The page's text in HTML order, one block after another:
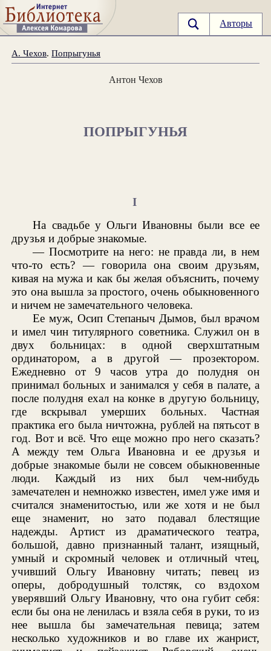
Авторы
А. Чехов.Попрыгунья
Антон Чехов
ПОПРЫГУНЬЯ
I
На свадьбе у Ольги Ивановны были все ее
друзья и добрые знакомые.
— Посмотрите на него: не правда ли, в нем
что-то есть? — говорила она своим друзьям,
кивая на мужа и как бы желая объяснить, почему
это она вышла за простого, очень обыкновенного
и ничем не замечательного человека.
Ее муж, Осип Степаныч Дымов, был врачом
и имел чин титулярного советника. Служил он в
двух больницах: в одной сверхштатным
ординатором, а в другой — прозектором.
Ежедневно от 9 часов утра до полудня он
принимал больных и занимался у себя в палате, а
после полудня ехал на конке в другую больницу,
где вскрывал умерших больных. Частная
практика его была ничтожна, рублей на пятьсот в
год. Вот и всё. Что еще можно про него сказать?
А между тем Ольга Ивановна и ее друзья и
добрые знакомые были не совсем обыкновенные
люди. Каждый из них был чем-нибудь
замечателен и немножко известен, имел уже имя и
считался знаменитостью, или же хотя и не был
еще знаменит, но зато подавал блестящие
надежды. Артист из драматического театра,
большой, давно признанный талант, изящный,
умный и скромный человек и отличный чтец,
учивший Ольгу Ивановну читать; певец из
оперы, добродушный толстяк, со вздохом
уверявший Ольгу Ивановну, что она губит себя:
если бы она не ленилась и взяла себя в руки, то из
нее вышла бы замечательная певица; затем
несколько художников и во главе их жанрист,